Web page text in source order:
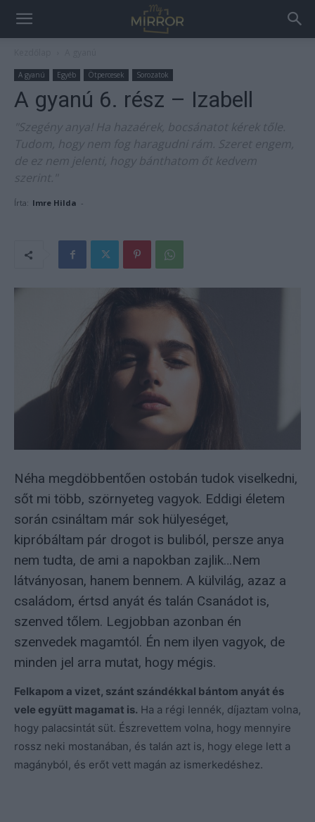
A gyanú Egyéb Ötpercesek Sorozatok
A gyanú 6. rész – Izabell
"Szegény anya! Ha hazaérek, bocsánatot kérek tőle.
Tudom, hogy nem fog haragudni rám. Szeret engem,
de ez nem jelenti, hogy bánthatom őt kedvem
szerint."
Írta: Imre Hilda -
Néha megdöbbentően ostobán tudok viselkedni,
sőt mi több, szörnyeteg vagyok. Eddigi életem
során csináltam már sok hülyeséget,
kipróbáltam pár drogot is buliból, persze anya
nem tudta, de ami a napokban zajlik…Nem
látványosan, hanem bennem. A külvilág, azaz a
családom, értsd anyát és talán Csanádot is,
szenved tőlem. Legjobban azonban én
szenvedek magamtól. Én nem ilyen vagyok, de
minden jel arra mutat, hogy mégis.
Felkapom a vizet, szánt szándékkal bántom anyát és
vele együtt magamat is. Ha a régi lennék, díjaztam volna,
hogy palacsintát süt. Észrevettem volna, hogy mennyire
rossz neki mostanában, és talán azt is, hogy elege lett a
magányból, és erőt vett magán az ismerkedéshez.